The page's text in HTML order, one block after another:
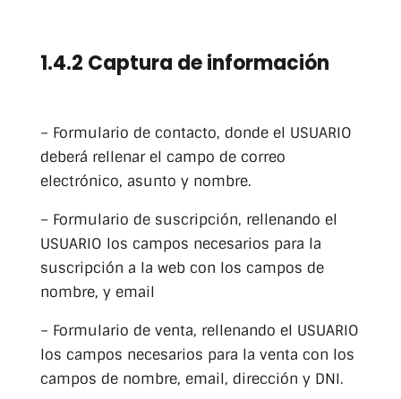
1.4.2 Captura de información
– Formulario de contacto, donde el USUARIO
deberá rellenar el campo de correo
electrónico, asunto y nombre.
– Formulario de suscripción, rellenando el
USUARIO los campos necesarios para la
suscripción a la web con los campos de
nombre, y email
– Formulario de venta, rellenando el USUARIO
los campos necesarios para la venta con los
campos de nombre, email, dirección y DNI.